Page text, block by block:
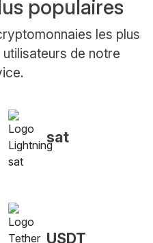
populaires
les plus
de notre
sat
USDT